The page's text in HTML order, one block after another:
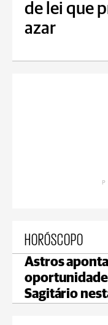
de lei que
azar
HORÓSCOPO
Astros
Sagitário